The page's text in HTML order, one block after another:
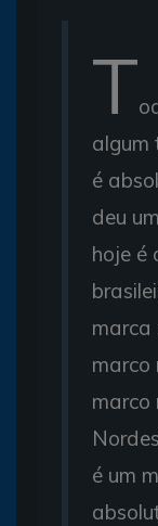
T
algum
é
deu
hoje é
marca
marco
marco
é um